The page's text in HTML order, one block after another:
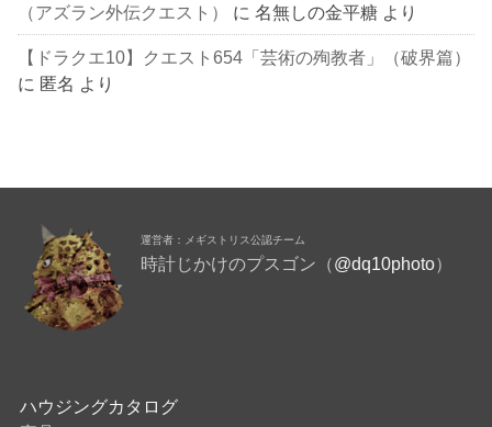
（アズラン外伝クエスト）
に名無しの金平糖 より
【ドラクエ10】クエスト654「芸術の殉教者」（破界篇）
に 匿名 より
運営者：メギストリス公認チーム
時計じかけのプスゴン（@dq10photo）
ハウジングカタログ